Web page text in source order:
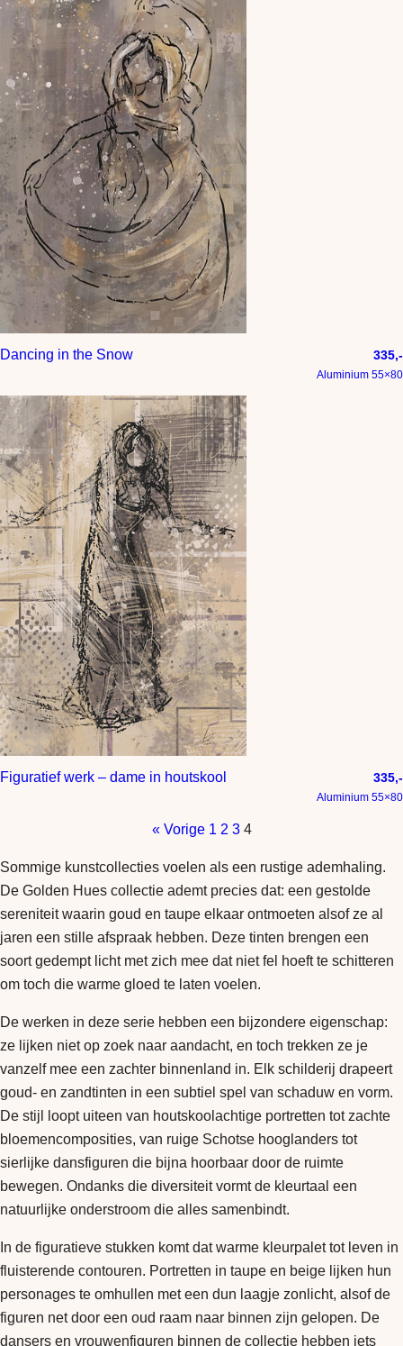
Dancing in the Snow 335,-
Aluminium 55×80
Figuratief werk – dame in houtskool 335,-
Aluminium 55×80
« Vorige 1 2 3 4
Sommige kunstcollecties voelen als een rustige ademhaling.
De Golden Hues collectie ademt precies dat: een gestolde
sereniteit waarin goud en taupe elkaar ontmoeten alsof ze al
jaren een stille afspraak hebben. Deze tinten brengen een
soort gedempt licht met zich mee dat niet fel hoeft te schitteren
om toch die warme gloed te laten voelen.
De werken in deze serie hebben een bijzondere eigenschap:
ze lijken niet op zoek naar aandacht, en toch trekken ze je
vanzelf mee een zachter binnenland in. Elk schilderij drapeert
goud- en zandtinten in een subtiel spel van schaduw en vorm.
De stijl loopt uiteen van houtskoolachtige portretten tot zachte
bloemencomposities, van ruige Schotse hooglanders tot
sierlijke dansfiguren die bijna hoorbaar door de ruimte
bewegen. Ondanks die diversiteit vormt de kleurtaal een
natuurlijke onderstroom die alles samenbindt.
In de figuratieve stukken komt dat warme kleurpalet tot leven in
fluisterende contouren. Portretten in taupe en beige lijken hun
personages te omhullen met een dun laagje zonlicht, alsof de
figuren net door een oud raam naar binnen zijn gelopen. De
dansers en vrouwenfiguren binnen de collectie hebben iets